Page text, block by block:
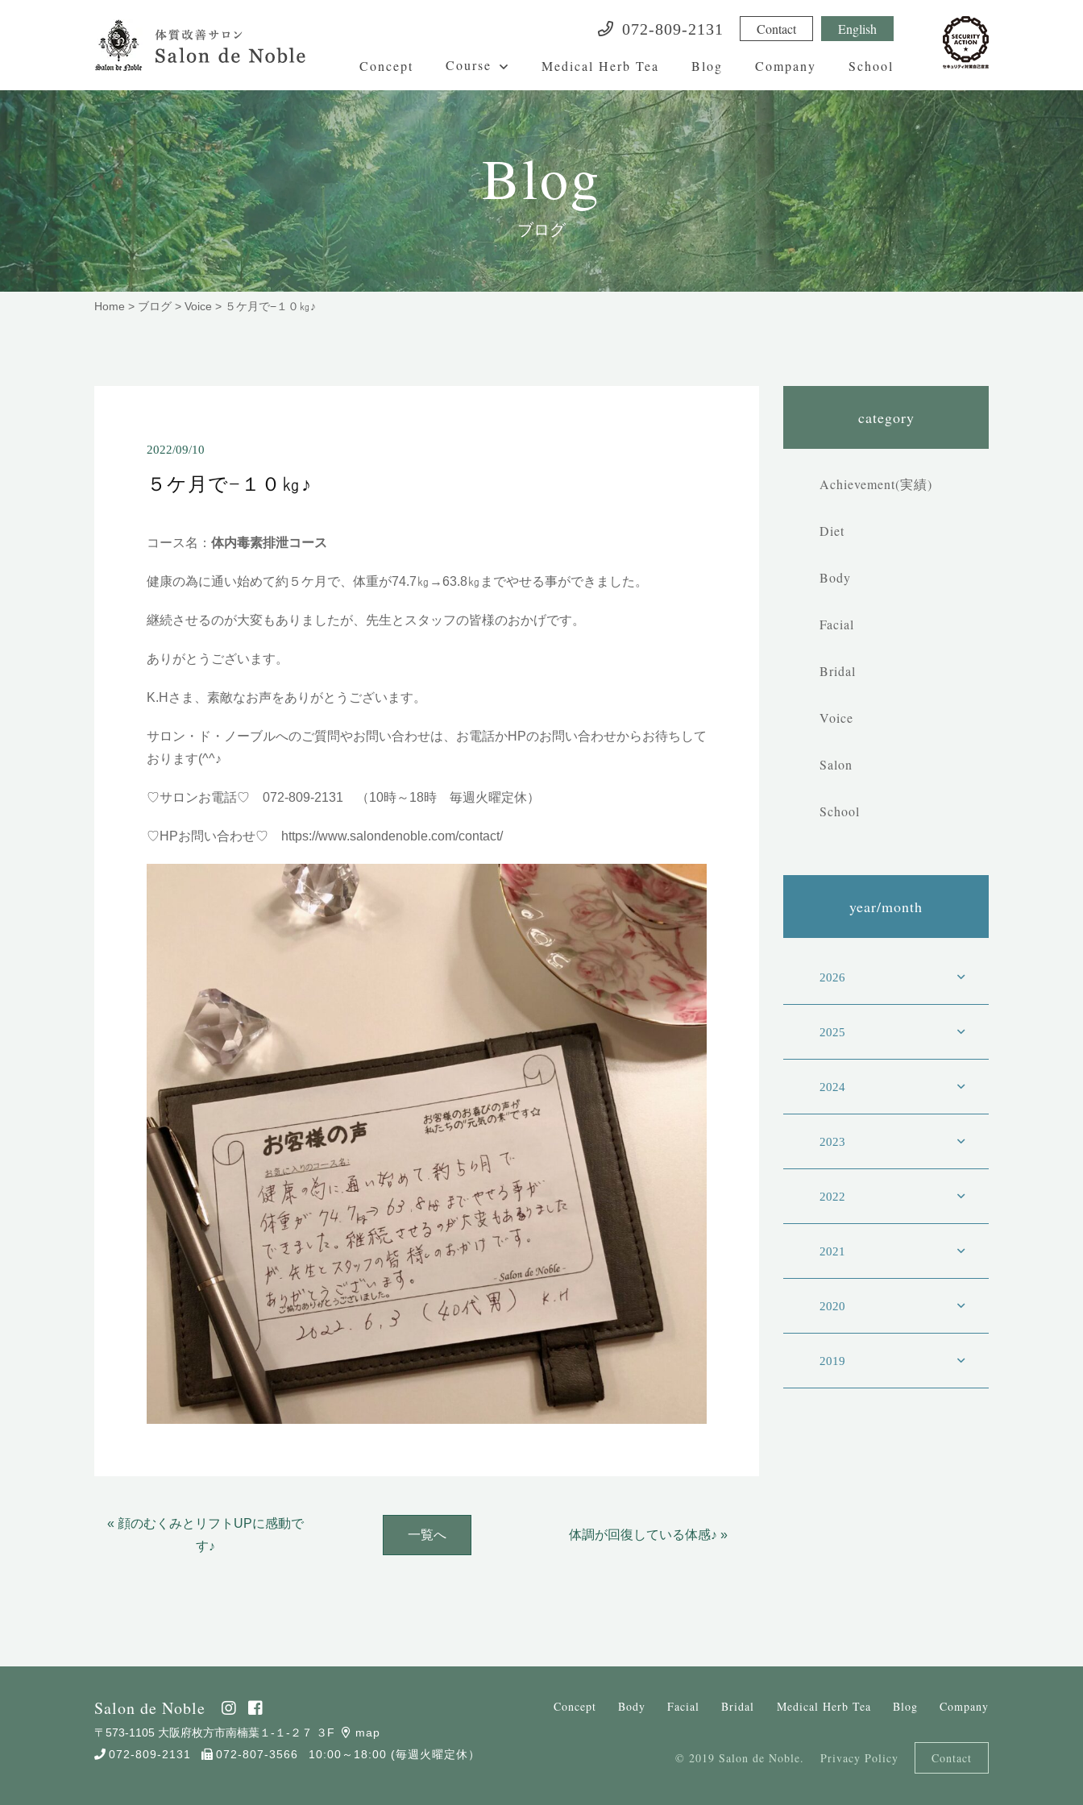
072-809-2131 Contact English
Concept Course Medical Herb Tea Blog Company School
Blog
ブログ
Home > ブログ > Voice > ５ケ月で−１０㎏♪
2022/09/10
５ケ月で−１０㎏♪
コース名： 体内毒素排泄コース
健康の為に通い始めて約５ケ月で、体重が74.7㎏→63.8㎏までやせる事ができました。
継続させるのが大変もありましたが、先生とスタッフの皆様のおかげです。
ありがとうございます。
K.Hさま、素敵なお声をありがとうございます。
サロン・ド・ノーブルへのご質問やお問い合わせは、お電話かHPのお問い合わせからお待ちして
おります(^^♪
♡サロンお電話♡ 072-809-2131 （10時～18時 毎週火曜定休）
♡HPお問い合わせ♡ https://www.salondenoble.com/contact/
« 顔のむくみとリフトUPに感動で
す♪
一覧へ 体調が回復している体感♪ »
category
Achievement(実績)
Diet
Body
Facial
Bridal
Voice
Salon
School
year/month
2026
2025
2024
2023
2022
2021
2020
2019
Salon de Noble
〒573-1105 大阪府枚方市南楠葉１-１-２７ ３F
map
072-809-2131
072-807-3566 10:00～18:00 (毎週火曜定休）
Concept Body Facial Bridal Medical Herb Tea Blog Company
© 2019 Salon de Noble. Privacy Policy Contact